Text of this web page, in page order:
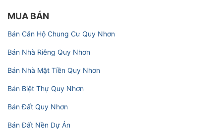
MUA BÁN
Bán Căn Hộ Chung Cư Quy Nhơn
Bán Nhà Riêng Quy Nhơn
Bán Nhà Mặt Tiền Quy Nhơn
Bán Biệt Thự Quy Nhơn
Bán Đất Quy Nhơn
Bán Đất Nền Dự Án